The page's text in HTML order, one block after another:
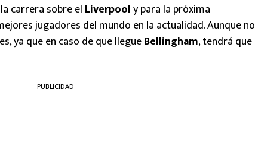
carrera sobre el Liverpooly para la próxima
jugadores del mundo en la actualidad. Aunque no
ya que en caso de que llegueBellingham, tendrá que
PUBLICIDAD